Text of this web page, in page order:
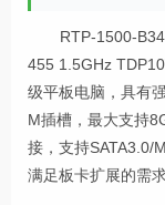
RTP-1500-
455 1.5GHz
级平板电脑，具有
M插槽，最大支持
接，支持SATA3.0/
满足板卡扩展的需